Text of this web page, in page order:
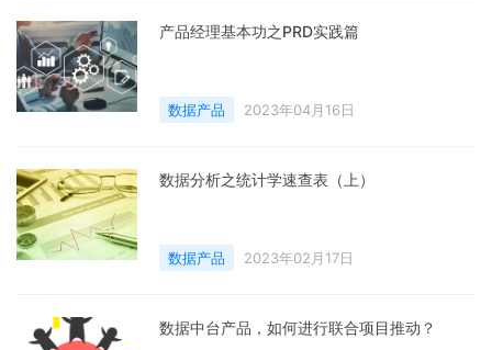
产品经理基本功之PRD实践篇
数据产品 2023年04月16日
数据分析之统计学速查表（上）
数据产品 2023年02月17日
数据中台产品，如何进行联合项目推动？